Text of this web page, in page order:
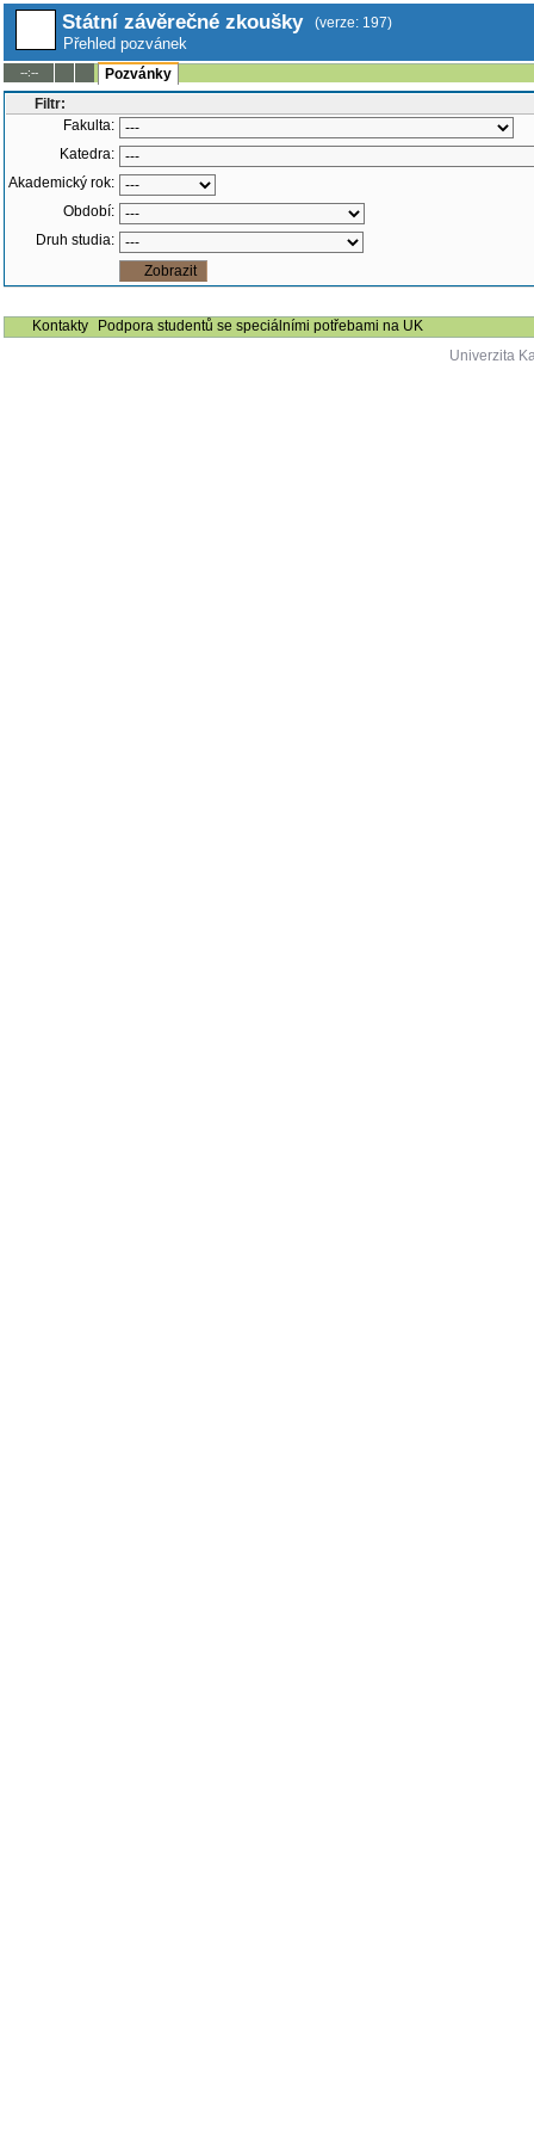
Státní závěrečné zkoušky (verze: 197)
Přehled pozvánek
--:--
Pozvánky
Filtr:
Fakulta:
Katedra:
Akademický rok:
Období:
Druh studia:
Kontakty
Podpora studentů se speciálními potřebami na UK
Univerzita